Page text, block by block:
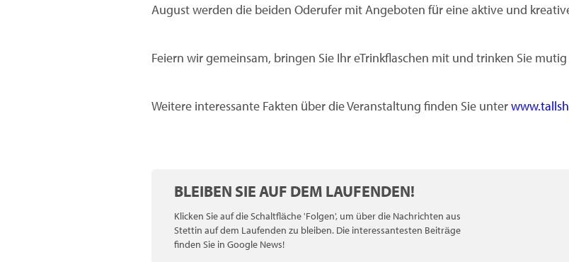
August werden die beiden Oderufer mit Angeboten für eine aktive und
Feiern wir gemeinsam, bringen Sie Ihr eTrinkflaschen mit und trinken Sie
Weitere interessante Fakten über die Veranstaltung finden Sie unter
BLEIBEN SIE AUF DEM LAUFENDEN!
Klicken Sie auf die Schaltfläche 'Folgen', um über die Nachrichten aus
Stettin auf dem Laufenden zu bleiben. Die interessantesten Beiträge
finden Sie in Google News!